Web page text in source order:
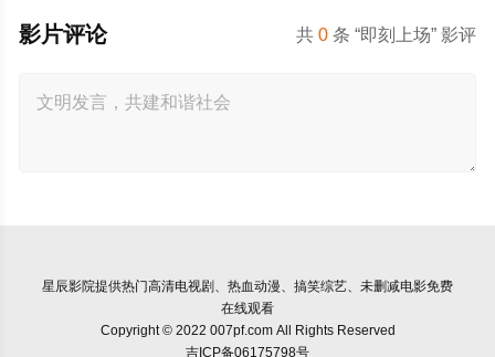
共0 条 “即刻上场” 影评
影片评论
星辰影院提供热门高清电视剧、热血动漫、搞笑综艺、未删减电影免费
在线观看
Copyright © 2022 007pf.com All Rights Reserved
吉ICP备06175798号